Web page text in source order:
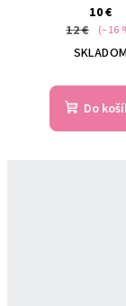
10 €
12 € (–16
Do